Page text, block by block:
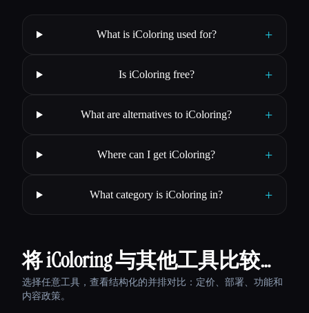
What is iColoring used for? +
Is iColoring free? +
What are alternatives to iColoring? +
Where can I get iColoring? +
What category is iColoring in? +
将 iColoring 与其他工具比较…
选择任意工具，查看结构化的并排对比：定价、部署、功能和
内容政策。